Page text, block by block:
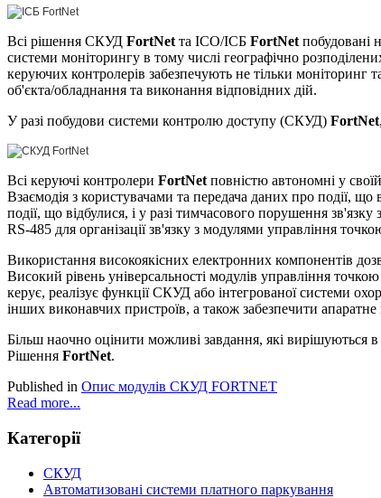
Всі рішення СКУД FortNet та ІСО/ІСБ FortNet побудовані
системи моніторингу в тому числі географічно
керуючих контролерів забезпечують не тільки
об'єкта/обладнання та виконання відповідних дій.
У разі побудови системи контролю доступу (СКУД) FortNet
Всі керуючі контролери FortNet повністю автономні у
Взаємодія з користувачами та передача даних про події, що
події, що відбулися, і у разі тимчасового порушення
RS-485 для організації зв'язку з модулями управління
Використання високоякісних електронних компонентів
Високий рівень універсальності модулів управління
керує, реалізує функції СКУД або інтегрованої системи
інших виконавчих пристроїв, а також забезпечити
Більш наочно оцінити можливі завдання, які вирішуються
Рішення FortNet.
Published in Опис модулів СКУД FORTNET
Read more...
Категорії
СКУД
Автоматизовані системи платного паркування